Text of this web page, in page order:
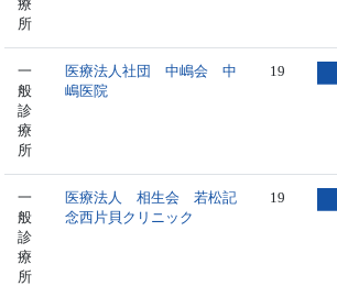
療
所
一
般
診
療
所
医療法人社団 中嶋会 中
嶋医院
19
一
般
診
療
所
医療法人 相生会 若松記
念西片貝クリニック
19